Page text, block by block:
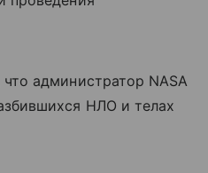
что администратор NASA
НЛО и телах